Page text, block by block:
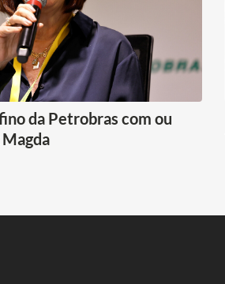
da Petrobras com ou